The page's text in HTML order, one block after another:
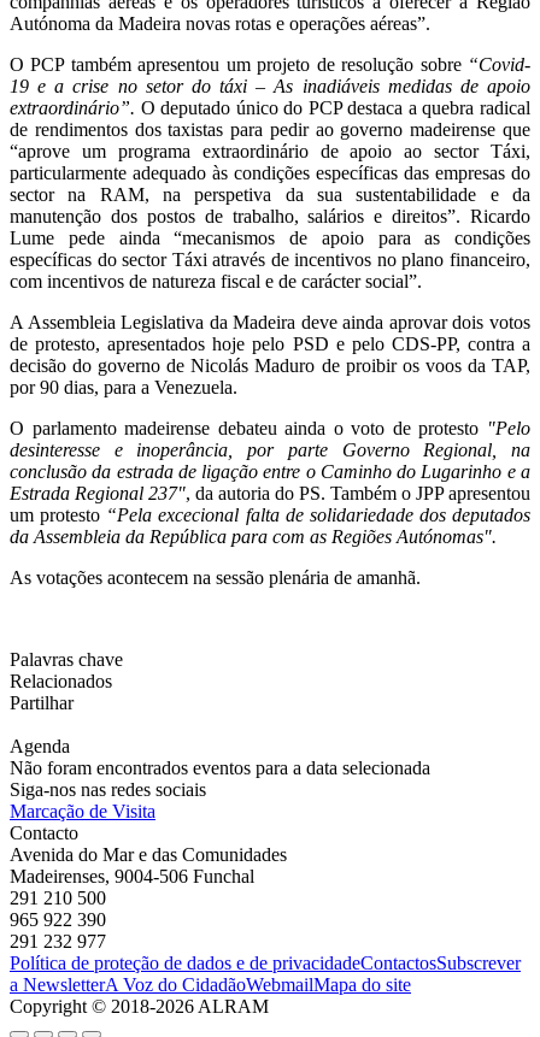
Autónoma da Madeira novas rotas e operações aéreas”.
O PCP também apresentou um projeto de resolução sobre “Covid-
19 e a crise no setor do táxi – As inadiáveis medidas de apoio
extraordinário”. O deputado único do PCP destaca a quebra radical
de rendimentos dos taxistas para pedir ao governo madeirense que
“aprove um programa extraordinário de apoio ao sector Táxi,
particularmente adequado às condições específicas das empresas do
sector na RAM, na perspetiva da sua sustentabilidade e da
manutenção dos postos de trabalho, salários e direitos”. Ricardo
Lume pede ainda “mecanismos de apoio para as condições
específicas do sector Táxi através de incentivos no plano financeiro,
com incentivos de natureza fiscal e de carácter social”.
A Assembleia Legislativa da Madeira deve ainda aprovar dois votos
de protesto, apresentados hoje pelo PSD e pelo CDS-PP, contra a
decisão do governo de Nicolás Maduro de proibir os voos da TAP,
por 90 dias, para a Venezuela.
O parlamento madeirense debateu ainda o voto de protesto "Pelo
desinteresse e inoperância, por parte Governo Regional, na
conclusão da estrada de ligação entre o Caminho do Lugarinho e a
Estrada Regional 237", da autoria do PS. Também o JPP apresentou
um protesto “Pela excecional falta de solidariedade dos deputados
da Assembleia da República para com as Regiões Autónomas".
As votações acontecem na sessão plenária de amanhã.
Palavras chave
Relacionados
Partilhar
Agenda
Não foram encontrados eventos para a data selecionada
Siga-nos nas redes sociais
Marcação de Visita
Contacto
Avenida do Mar e das Comunidades
Madeirenses, 9004-506 Funchal
291 210 500
965 922 390
291 232 977
Política de proteção de dados e de privacidadeContactosSubscrever
a NewsletterA Voz do CidadãoWebmailMapa do site
Copyright © 2018-2026 ALRAM